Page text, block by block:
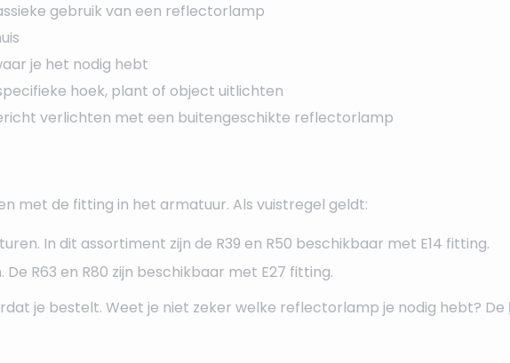
gebruik van een reflectorlamp
je het nodig hebt
hoek, plant of object uitlichten
verlichten met een buitengeschikte reflectorlamp
met de fitting in het armatuur. Als vuistregel geldt:
In dit assortiment zijn de R39 en R50 beschikbaar met E14 fitting.
R63 en R80 zijn beschikbaar met E27 fitting.
je bestelt. Weet je niet zeker welke reflectorlamp je nodig hebt? De